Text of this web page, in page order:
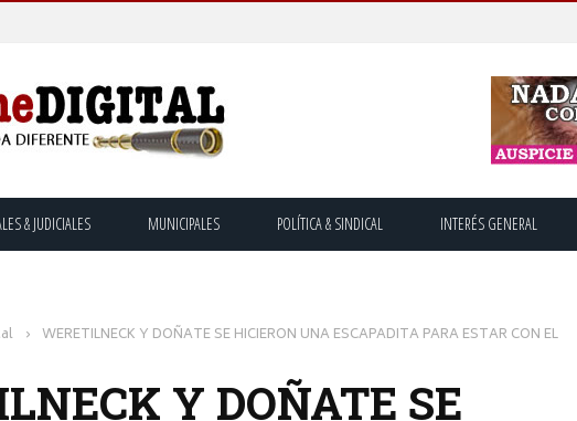
& JUDICIALES MUNICIPALES POLÍTICA & SINDICAL INTERÉS GENERAL
› WERETILNECK Y DOÑATE SE HICIERON UNA ESCAPADITA PARA ESTAR CON EL
Y DOÑATE SE